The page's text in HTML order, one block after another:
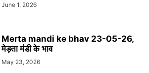
June 1, 2026
Merta mandi ke bhav 23-05-26,
मेड़ता मंडी के भाव
May 23, 2026